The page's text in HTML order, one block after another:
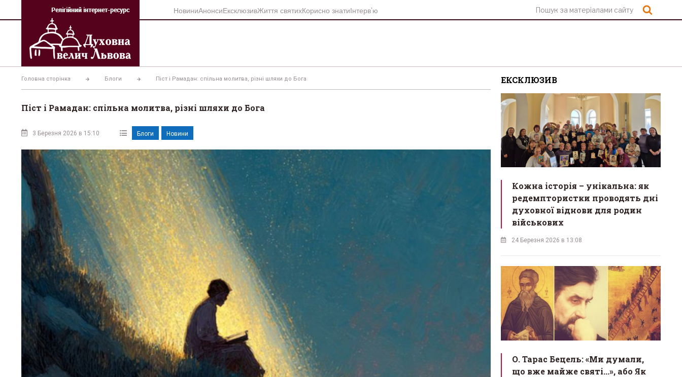
вмісту
НовиниАнонсиЕксклюзивЖиття святихКорисно знатиІнтерв’ю
Головна сторінка Блоги Піст і Рамадан: спільна молитва, різні шляхи до Бога
Піст і Рамадан: спільна молитва, різні шляхи до Бога
3 Березня 2026 в 15:10 Блоги Новини
ЕКСКЛЮЗИВ
Кожна історія – унікальна: як
редемптористки проводять дні
духовної віднови для родин
військових
24 Березня 2026 в 13:08
О. Тарас Бецель: «Ми думали,
що вже майже святі...», або Як